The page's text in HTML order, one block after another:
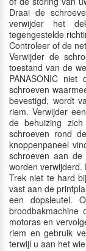
Draai de
verwijder het
tegengestelde
Controleer of de
Verwijder de
toestand van de
PANASONIC
schroeven
bevestigd, wordt
riem. Verwijder
de behuizing
schroeven rond
knoppenpaneel
schroeven aan
worden verwijderd.
Trek niet te hard
vast aan de
een dopsleutel.
motoras en
riem en gebruik
terwijl u aan het